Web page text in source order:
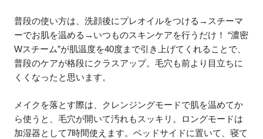
普段の使い方は、洗顔後にプレオイルをつける→スチーマ
ーでお肌を温める→いつものスキンケアを行うだけ！ “濃密
Wスチーム”が肌温度を40度まで引き上げてくれることで、
普段のケアが格段にクラスアップ。毛穴も前より目立ちに
くくなったと思います。
メイクを落とす際は、クレンジングモードで肌を温めてか
ら使うと、毛穴が開いて汚れもスッキリ。ロングモードは
加湿器として7時間使えます。ベッドサイドに置いて、寝て